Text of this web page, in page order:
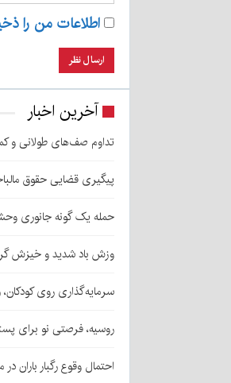
اطلاعات من را
آخرین اخبار
تداوم صف‌های طولانی و
پیگیری قضایی حقوق
حمله یک گونه جانوری وحشی به
وزش باد شدید و خیزش
سرمایه‌گذاری روی
روسیه، فرصتی نو برای
احتمال وقوع رگبار باران